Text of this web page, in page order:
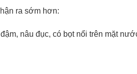
ra sớm hơn:
nâu đục, có bọt nổi trên mặt